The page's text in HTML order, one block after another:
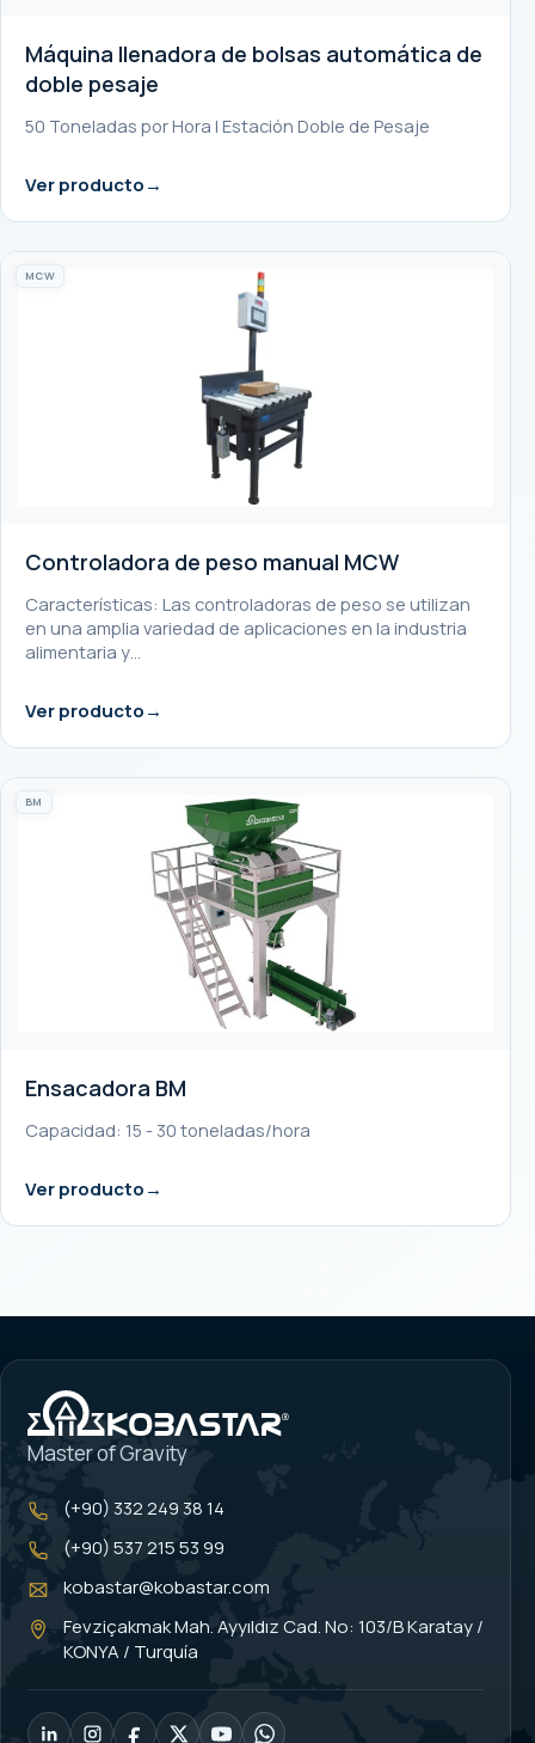
Máquina llenadora de bolsas automática de
doble pesaje
50 Toneladas por Hora | Estación Doble de Pesaje
Ver producto
MCW
Controladora de peso manual MCW
Características: Las controladoras de peso se utilizan
en una amplia variedad de aplicaciones en la industria
alimentaria y…
Ver producto
BM
Ensacadora BM
Capacidad: 15 - 30 toneladas/hora
Ver producto
Master of Gravity
(+90) 332 249 38 14
(+90) 537 215 53 99
kobastar@kobastar.com
Fevziçakmak Mah. Ayyıldız Cad. No: 103/B Karatay /
KONYA / Turquía